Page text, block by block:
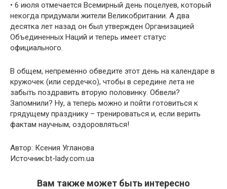
• 6 июля отмечается Всемирный день поцелуев, который
некогда придумали жители Великобритании. А два
десятка лет назад он был утвержден Организацией
Объединенных Наций и теперь имеет статус
официального.
В общем, непременно обведите этот день на календаре в
кружочек (или сердечко), чтобы в середине лета не
забыть поздравить вторую половинку. Обвели?
Запомнили? Ну, а теперь можно и пойти готовиться к
грядущему празднику – тренироваться и, если верить
фактам научным, оздоровляться!
Автор: Ксения Угланова
Источник:bt-lady.com.ua
Вам также может быть интересно